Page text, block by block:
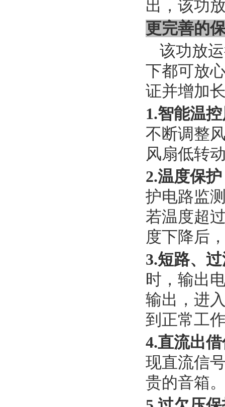
出，该功
更完善的
该功放
下都可放
证并增加
1.智能温
不断调整
风扇低转
2.温度保护
护电路监
若温度超
度下降后
3.短路、
时，输出
输出，进
到正常工
4.直流出
现直流信
贵的音箱